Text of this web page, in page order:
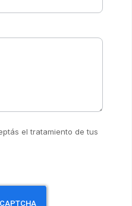
el tratamiento de tus